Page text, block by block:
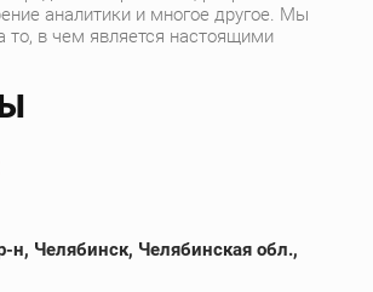
аналитики и многое другое. Мы
то, в чем является настоящими
н, Челябинск, Челябинская обл.,